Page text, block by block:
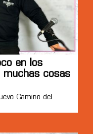
en los
muchas cosas
Camino del